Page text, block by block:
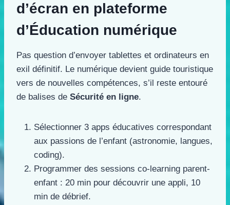
d’écran en plateforme
d’Éducation numérique
Pas question d’envoyer tablettes et ordinateurs en
exil définitif. Le numérique devient guide touristique
vers de nouvelles compétences, s’il reste entouré
de balises de Sécurité en ligne.
Sélectionner 3 apps éducatives correspondant
aux passions de l’enfant (astronomie, langues,
coding).
Programmer des sessions co-learning parent-
enfant : 20 min pour découvrir une appli, 10
min de débrief.